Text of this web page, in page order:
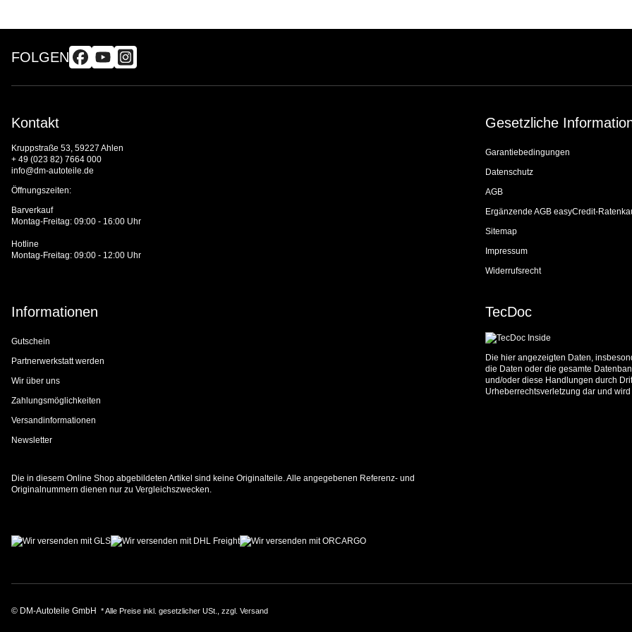
FOLGEN
Kontakt
Kruppstraße 53, 59227 Ahlen
+ 49 (023 82) 7664 000
info@dm-autoteile.de
Öffnungszeiten:
Barverkauf
Montag-Freitag: 09:00 - 16:00 Uhr
Hotline
Montag-Freitag: 09:00 - 12:00 Uhr
Gesetzliche
Garantiebedingungen
Datenschutz
AGB
Ergänzende AGB easyCredit-
Sitemap
Impressum
Widerrufsrecht
Informationen
Gutschein
Partnerwerkstatt werden
Wir über uns
Zahlungsmöglichkeiten
Versandinformationen
Newsletter
TecDoc
Die hier angezeigten Daten,
die Daten oder die gesamte
und/oder diese Handlungen durch
Urheberrechtsverletzung dar und
Die in diesem Online Shop abgebildeten Artikel sind keine Originalteile. Alle angegebenen Referenz- und
Originalnummern dienen nur zu Vergleichszwecken.
© DM-Autoteile GmbH * Alle Preise inkl. gesetzlicher USt., zzgl. Versand